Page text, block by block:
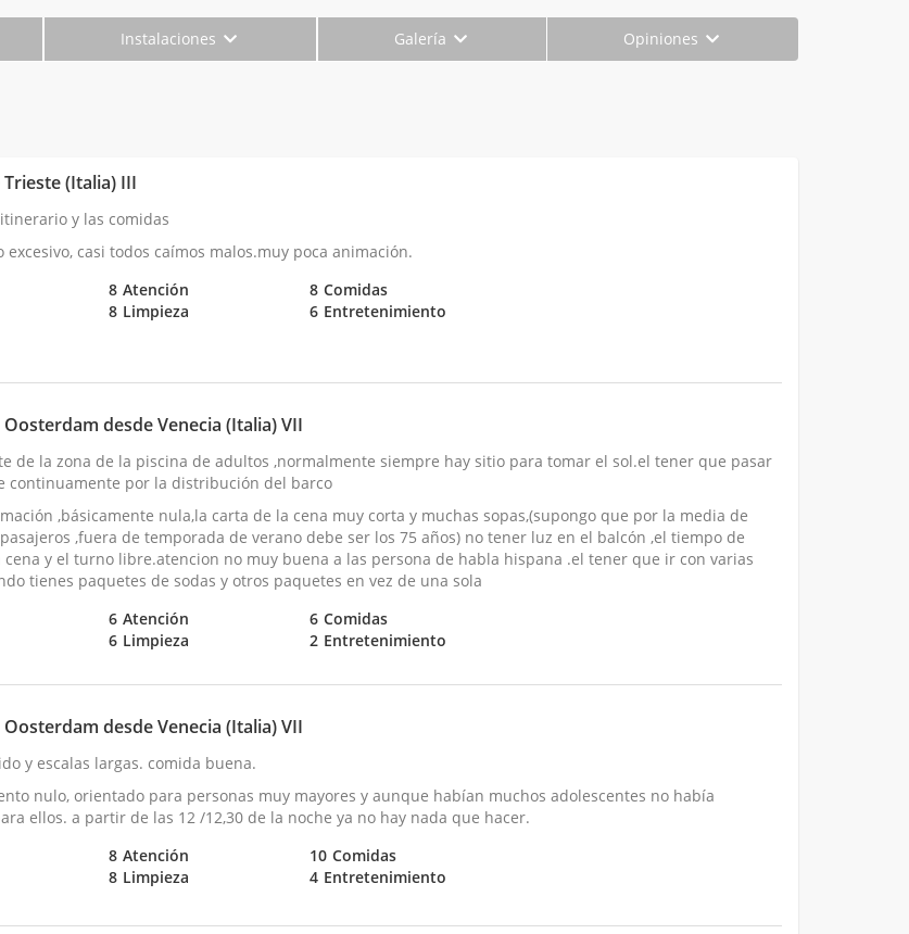
Instalaciones Galería Opiniones
(Italia) III
y las comidas
excesivo, casi todos caímos malos.muy poca animación.
8 Atención
8 Limpieza
8 Comidas
6 Entretenimiento
desde Venecia (Italia) VII
de la zona de la piscina de adultos ,normalmente siempre hay sitio para tomar el sol.el tener que pasar
continuamente por la distribución del barco
,básicamente nula,la carta de la cena muy corta y muchas sopas,(supongo que por la media de
,fuera de temporada de verano debe ser los 75 años) no tener luz en el balcón ,el tiempo de
cena y el turno libre.atencion no muy buena a las persona de habla hispana .el tener que ir con varias
tienes paquetes de sodas y otros paquetes en vez de una sola
6 Atención
6 Limpieza
6 Comidas
2 Entretenimiento
desde Venecia (Italia) VII
y escalas largas. comida buena.
nulo, orientado para personas muy mayores y aunque habían muchos adolescentes no había
ellos. a partir de las 12 /12,30 de la noche ya no hay nada que hacer.
8 Atención
8 Limpieza
10 Comidas
4 Entretenimiento